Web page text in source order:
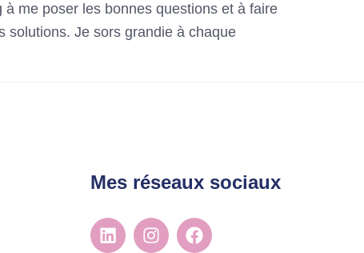
à me poser les bonnes questions et à faire
solutions. Je sors grandie à chaque
Mes réseaux sociaux